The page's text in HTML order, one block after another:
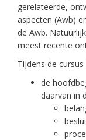
gerelateerde,
aspecten (Awb)
de Awb.
meest recente
Tijdens de
de
daarvan in